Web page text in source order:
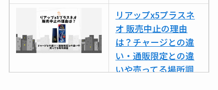
リアップx5プラスネ
オ 販売中止の理由
は？チャージとの違
い・通販限定との違
いや売ってる場所調